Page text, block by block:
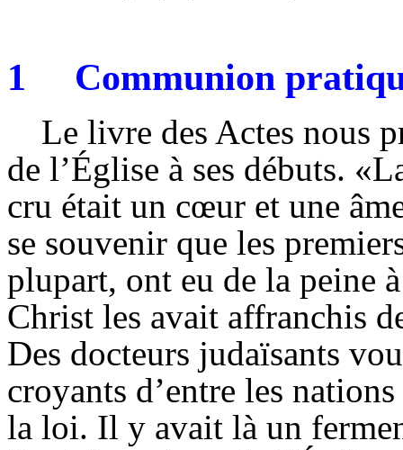
1 Communion
Le livre des Actes nous
de l’Église à ses débuts.
cru était un cœur et une
se souvenir que les
plupart, ont eu de la peine
Christ les avait affranchis
Des docteurs judaïsants
croyants d’entre les
la loi. Il y avait là un